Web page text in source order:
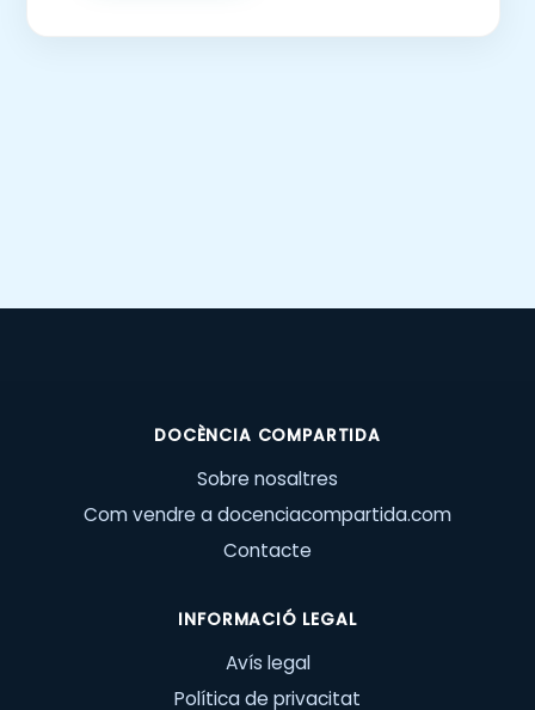
DOCÈNCIA COMPARTIDA
Sobre nosaltres
Com vendre a docenciacompartida.com
Contacte
INFORMACIÓ LEGAL
Avís legal
Política de privacitat